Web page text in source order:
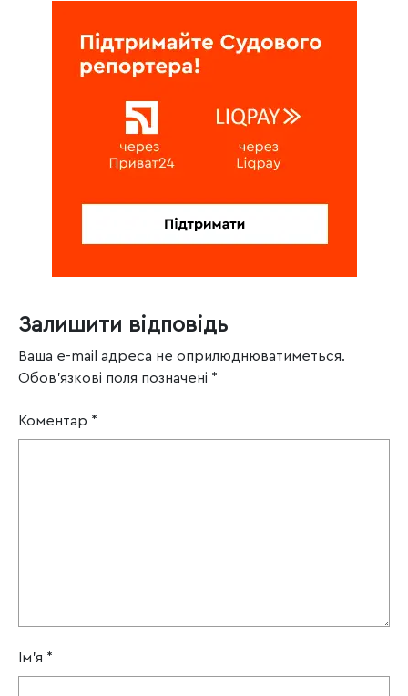
Залишити відповідь
Ваша e-mail адреса не оприлюднюватиметься.
Обов’язкові поля позначені *
Коментар *
Ім'я *